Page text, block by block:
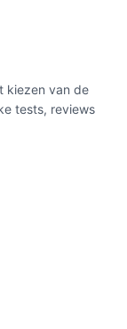
kiezen van de
tests, reviews